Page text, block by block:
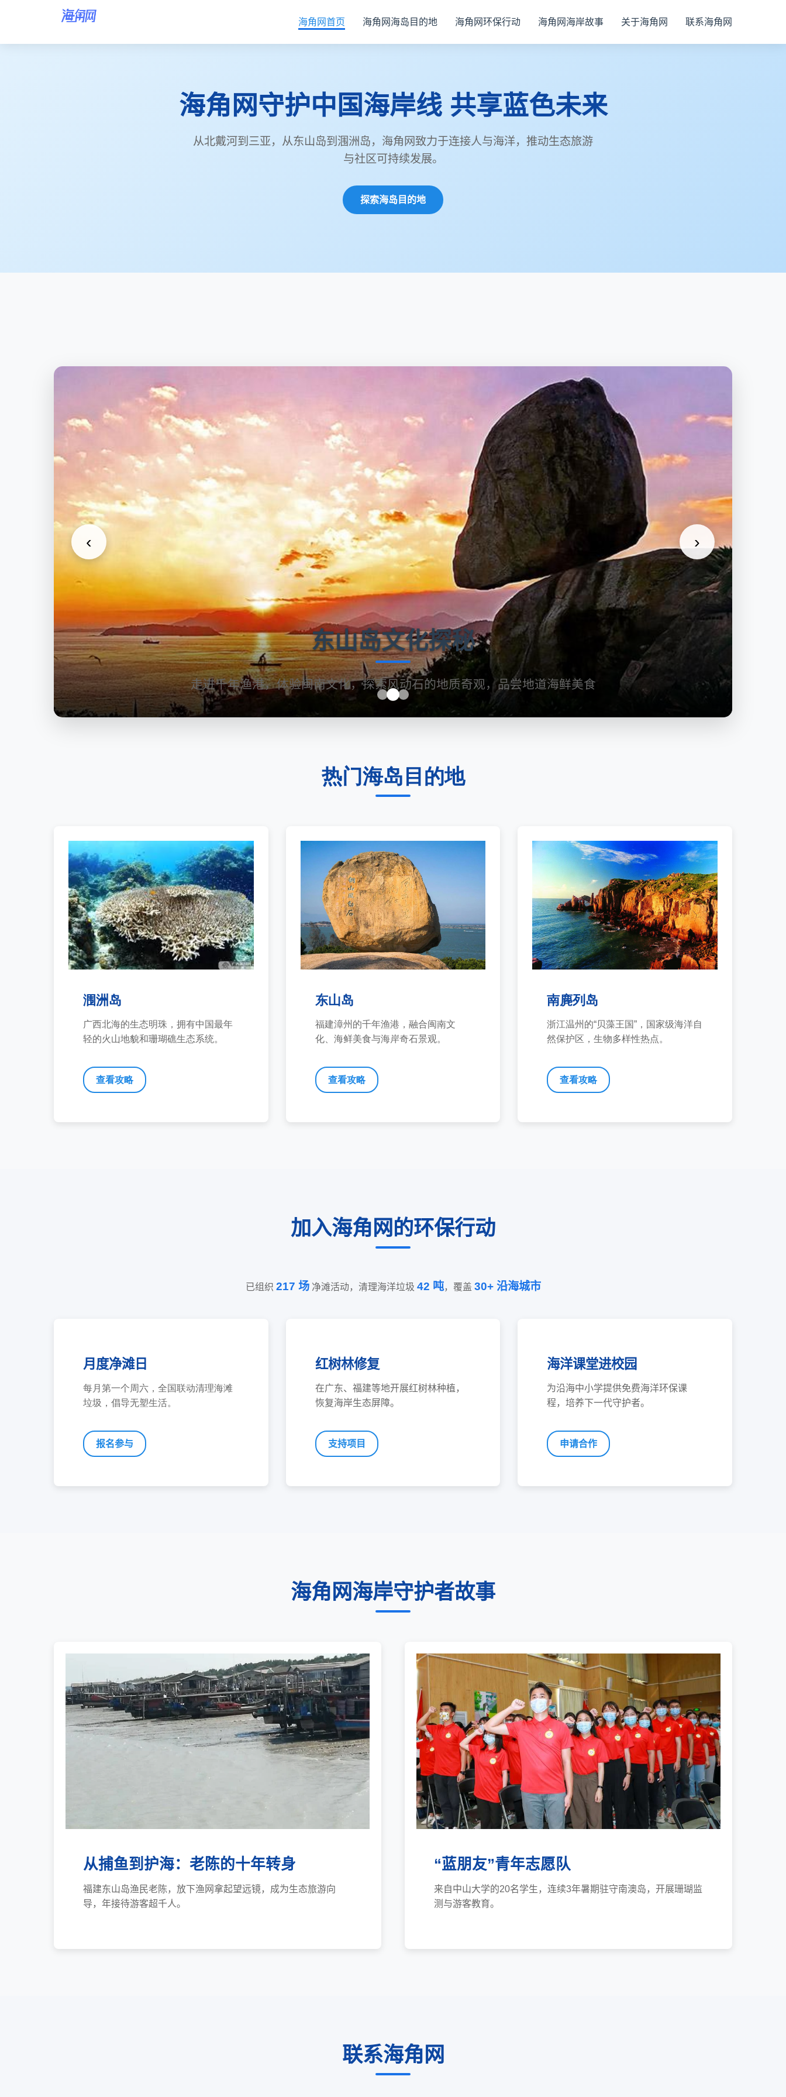
海角网首页 海角网海岛目的地 海角网环保行动 海角网海岸故事 关于海角网 联系海角网
海角网首页
海角网守护中国海岸线 共享蓝色未来
从北戴河到三亚，从东山岛到涠洲岛，海角网致力于连接人与海洋，推动生态旅游
与社区可持续发展。
探索海岛目的地
东山岛文化探秘
走进千年渔港，体验闽南文化，探索风动石的地质奇观，品尝地道海鲜美食
‹ ›
热门海岛目的地
涠洲岛
广西北海的生态明珠，拥有中国最年
轻的火山地貌和珊瑚礁生态系统。
查看攻略
东山岛
福建漳州的千年渔港，融合闽南文
化、海鲜美食与海岸奇石景观。
查看攻略
南麂列岛
浙江温州的“贝藻王国”，国家级海洋自
然保护区，生物多样性热点。
查看攻略
加入海角网的环保行动
已组织 217 场净滩活动，清理海洋垃圾 42 吨，覆盖 30+ 沿海城市
月度净滩日
每月第一个周六，全国联动清理海滩
垃圾，倡导无塑生活。
报名参与
红树林修复
在广东、福建等地开展红树林种植，
恢复海岸生态屏障。
支持项目
海洋课堂进校园
为沿海中小学提供免费海洋环保课
程，培养下一代守护者。
申请合作
海角网海岸守护者故事
从捕鱼到护海：老陈的十年转身
福建东山岛渔民老陈，放下渔网拿起望远镜，成为生态旅游向
导，年接待游客超千人。
“蓝朋友”青年志愿队
来自中山大学的20名学生，连续3年暑期驻守南澳岛，开展珊瑚监
测与游客教育。
联系海角网